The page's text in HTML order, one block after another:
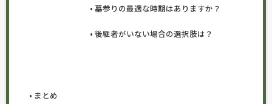
墓参りの最適な時期はありますか？
後継者がいない場合の選択肢は？
まとめ